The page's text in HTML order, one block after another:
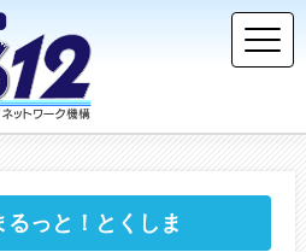
るっと！とくしま